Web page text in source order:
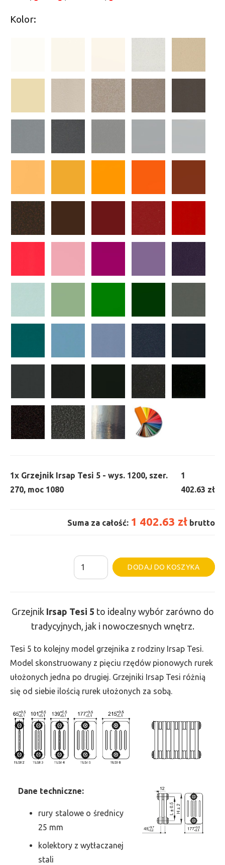
Kolor:
1x Grzejnik Irsap Tesi 5 - wys. 1200, szer.
270, moc 1080
1
402.63 zł
Suma za całość: 1 402.63 zł brutto
ilość
Grzejnik
-
wys.
1200,
szer.
270,
1080
DODAJ DO KOSZYKA
Grzejnik Irsap Tesi 5 to idealny wybór zarówno do
tradycyjnych, jak i nowoczesnych wnętrz.
Tesi 5 to kolejny model grzejnika z rodziny Irsap Tesi.
Model skonstruowany z pięciu rzędów pionowych rurek
ułożonych jedna po drugiej. Grzejniki Irsap Tesi różnią
się od siebie ilością rurek ułożonych za sobą.
Dane techniczne:
rury stalowe o średnicy
25 mm
kolektory z wytłaczanej
stali